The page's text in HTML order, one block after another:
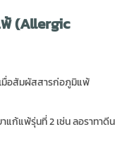
(Allergic
เมื่อสัมผัสสารก่อภูมิแพ้
แก้แพ้รุ่นที่ 2 เช่น ลอราทาดีน